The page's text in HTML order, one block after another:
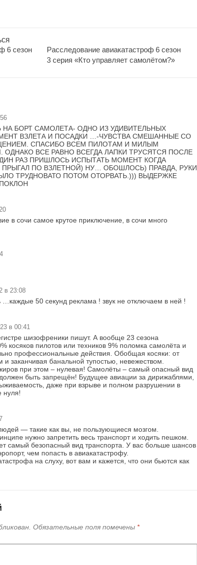
6 сезон
Расследование авиакатастроф 6 сезон
3 серия «Кто управляет самолётом?»
БОРТ САМОЛЕТА- ОДНО ИЗ УДИВИТЕЛЬНЫХ
ВЗЛЕТА И ПОСАДКИ …-ЧУВСТВА СМЕШАННЫЕ СО
СПАСИБО ВСЕМ ПИЛОТАМ И МИЛЫМ
ОДНАКО ВСЕ РАВНО ВСЕГДА ЛАПКИ ТРУСЯТСЯ ПОСЛЕ
РАЗ ПРИШЛОСЬ ИСПЫТАТЬ МОМЕНТ КОГДА
ПО ВЗЛЕТНОЙ) НУ… ОБОШЛОСЬ) ПРАВДА, РУКИ
ТРУДНОВАТО ПОТОМ ОТОРВАТЬ.))) ВЫДЕРЖКЕ
в сочи самое крутое приключение, в сочи много
в 23:08
…каждые 50 секунд реклама ! звук не отключаем в ней !
в 00:41
шизофреники пишут. А вообще 23 сезона
косяков пилотов или техников 9% поломка самолёта и
профессиональные действия. Обобщая косяки: от
и заканчивая банальной тупостью, невежеством.
при этом – нулевая! Самолёты – самый опасный вид
быть запрещён! Будущее авиации за дирижаблями,
даже при взрыве и полном разрушении в
нуля!
— такие как вы, не пользующиеся мозгом.
нужно запретить весь транспорт и ходить пешком.
самый безопасный вид транспорта. У вас больше шансов
чем попасть в авиакатастрофу.
на слуху, вот вам и кажется, что они бьются как
Обязательные поля помечены *